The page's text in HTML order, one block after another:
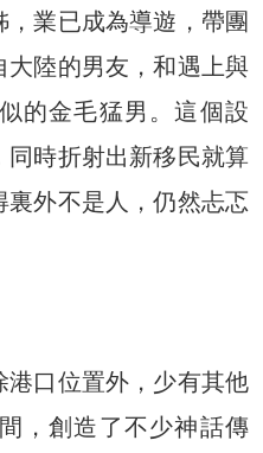
業已成為導遊，帶團
陸的男友，和遇上與
的金毛猛男。這個設
時折射出新移民就算
外不是人，仍然忐忑
口位置外，少有其他
，創造了不少神話傳